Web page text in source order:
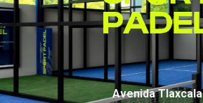
Avenida Tlaxcala